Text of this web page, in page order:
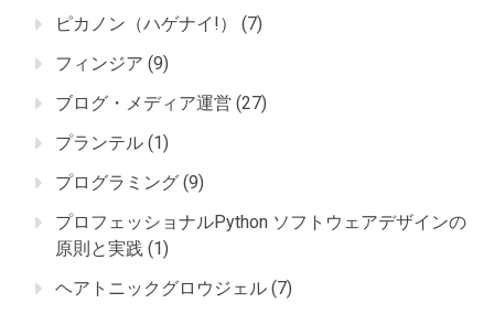
ピカノン（ハゲナイ!）
(7)
フィンジア (9)
ブログ・メディア運営 (27)
プランテル (1)
プログラミング (9)
プロフェッショナルPython ソフトウェアデザインの
原則と実践 (1)
ヘアトニックグロウジェル (7)